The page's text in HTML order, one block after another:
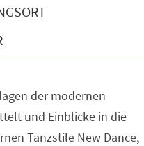
der modernen
und Einblicke in die
Tanzstile New Dance,